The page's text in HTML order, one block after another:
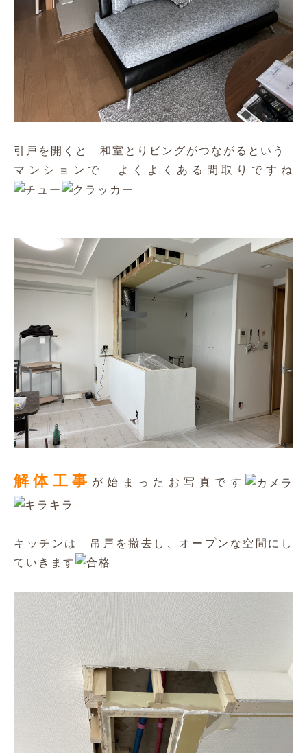
引戸を開くと 和室とりビングがつながるという
マンションで よくよくある間取りですね
解体工事 が始まったお写真です
キッチンは 吊戸を撤去し、オープンな空間にし
ていきます